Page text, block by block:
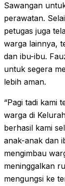
Sawangan
perawatan.
petugas juga
warga lainnya,
dan ibu-ibu.
untuk segera
lebih aman.
“Pagi tadi kami
warga di
berhasil kami
anak-anak dan
mengimbau
meninggalkan
mengungsi ke